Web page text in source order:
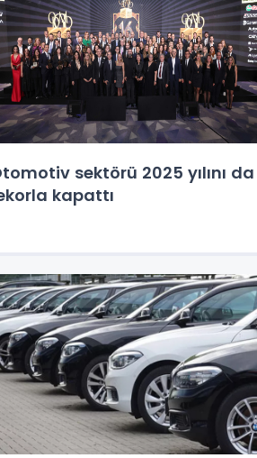
sektörü 2025 yılını da
kapattı